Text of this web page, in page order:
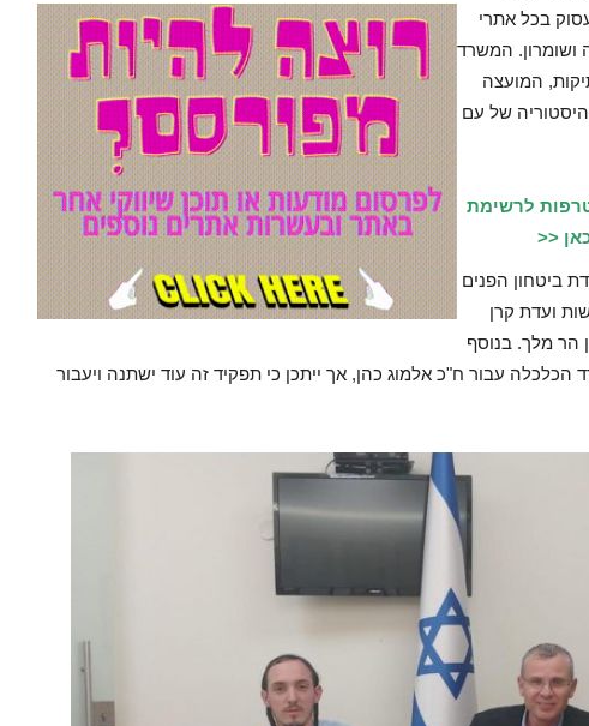
בכל אתרי
ושומרון. המשרד
המועצה
של עם
לרשימת
<<
ביטחון הפנים
ועדת קרן
הר מלך. בנוסף
עבור ח"כ אלמוג כהן, אך ייתכן כי תפקיד זה עוד ישתנה ויעבור